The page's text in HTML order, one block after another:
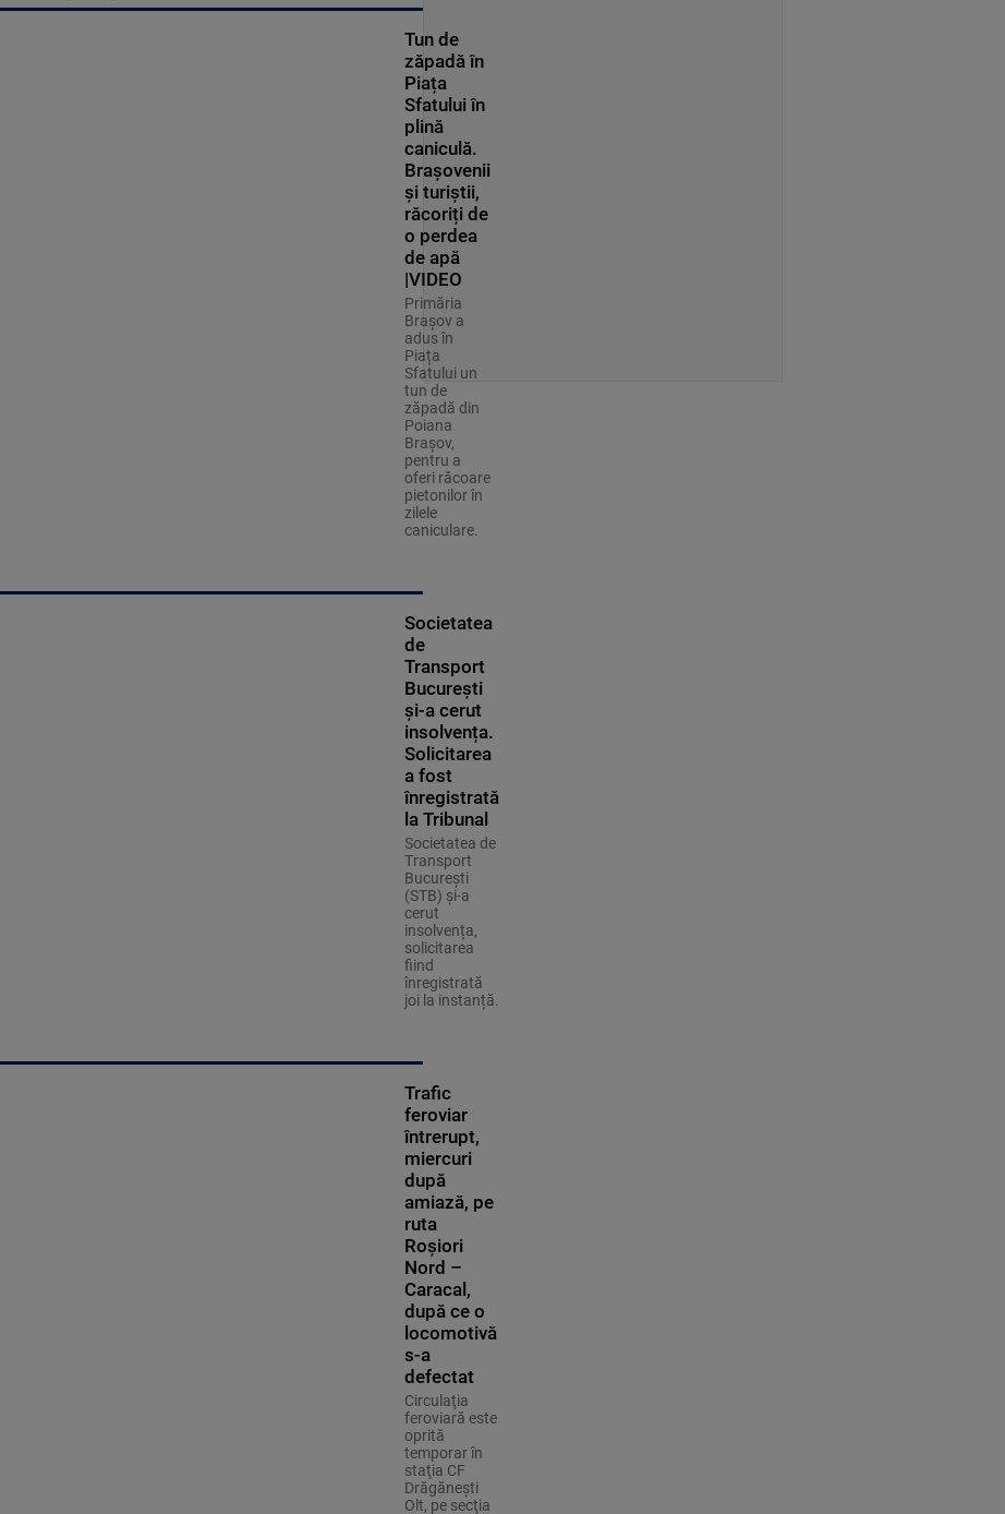
Tun de
zăpadă în
Piața
Sfatului în
plină
caniculă.
Brașovenii
și turiștii,
răcoriți de
o perdea
de apă
|VIDEO
Primăria
Brașov a
adus în
Piața
Sfatului un
tun de
zăpadă din
Poiana
Brașov,
pentru a
oferi răcoare
pietonilor în
zilele
caniculare.
Societatea
de
Transport
București
și-a cerut
insolvența.
Solicitarea
a fost
înregistrată
la Tribunal
Societatea de
Transport
București
(STB) și-a
cerut
insolvența,
solicitarea
fiind
înregistrată
joi la instanță.
Trafic
feroviar
întrerupt,
miercuri
după
amiază, pe
ruta
Roşiori
Nord –
Caracal,
după ce o
locomotivă
s-a
defectat
Circulaţia
feroviară este
oprită
temporar în
staţia CF
Drăgăneşti
Olt, pe secţia